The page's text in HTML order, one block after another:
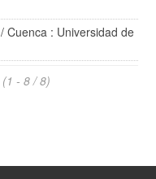
/ Cuenca : Universidad de
(1 - 8 / 8)